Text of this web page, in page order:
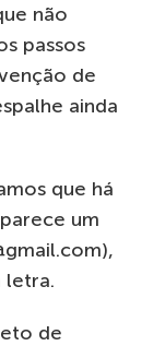
não
passos
de
ainda
que há
um
letra.
de